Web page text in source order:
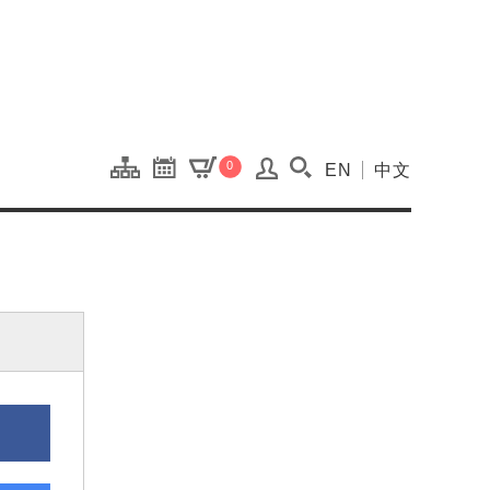
0 搜尋(開啟搜尋視窗)
EN 中文